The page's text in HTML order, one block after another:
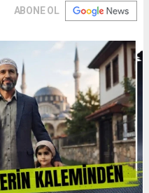
ABONE OL